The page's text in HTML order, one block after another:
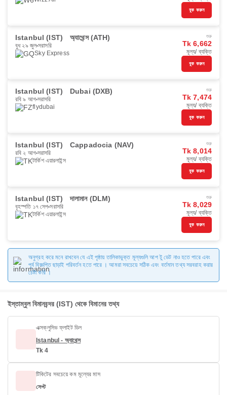
বুক করুন
Istanbul (IST) অ্যাথেন্স (ATH)
বুধ ২৯ জুল সরাসরি
Sky Express
শুরু
Tk 6,662
মূল্য/ ব্যক্তি
বুক করুন
Istanbul (IST) Dubai (DXB)
রবি ৯ আগ সরাসরি
flydubai
শুরু
Tk 7,474
মূল্য/ ব্যক্তি
বুক করুন
Istanbul (IST) Cappadocia (NAV)
রবি ২ আগ সরাসরি
টার্কিশ এয়ারলাইন্স
শুরু
Tk 8,014
মূল্য/ ব্যক্তি
বুক করুন
Istanbul (IST) দালামান (DLM)
বৃহস্পতি ১৭ সেপ সরাসরি
টার্কিশ এয়ারলাইন্স
শুরু
Tk 8,029
মূল্য/ ব্যক্তি
বুক করুন
অনুগ্রহ করে মনে রাখবেন যে এই পৃষ্ঠায় তালিকাভুক্ত মূল্যগুলি আপ টু ডেট নাও হতে পারে এবং
পূর্ব বিজ্ঞপ্তি ছাড়াই পরিবর্তন হতে পারে । আমরা সবচেয়ে সঠিক এবং বর্তমান তথ্য সরবরাহ করার
চেষ্টা করি ।
ইস্তাম্বুল বিমানবন্দর (IST) থেকে বিমানের তথ্য
এক্সক্লুসিভ ফ্লাইট ডিল
Istanbul - অ্যাথেন্স
Tk 4
টিকিটের সবচেয়ে কম মূল্যের মাস
সেপ্ট